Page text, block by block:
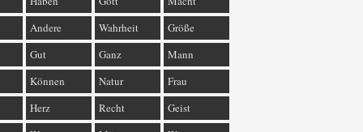
Andere Wahrheit
Größe
Gut Ganz
Mann
Können Natur
Frau
Herz Recht
Geist